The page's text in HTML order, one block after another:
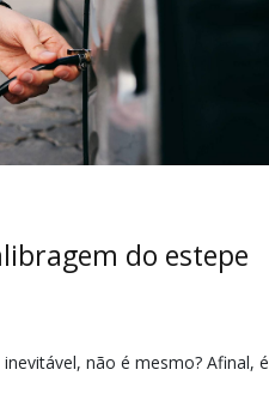
do estepe
não é mesmo? Afinal, é